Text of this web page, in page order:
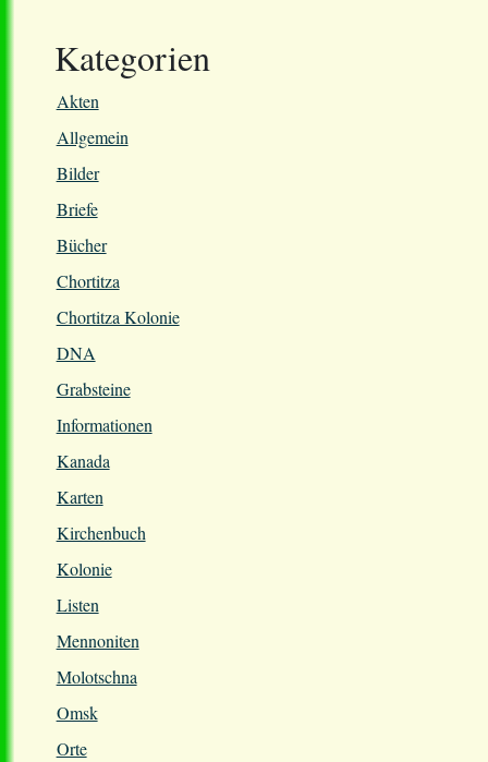
Kategorien
Akten
Allgemein
Bilder
Briefe
Bücher
Chortitza
Chortitza Kolonie
DNA
Grabsteine
Informationen
Kanada
Karten
Kirchenbuch
Kolonie
Listen
Mennoniten
Molotschna
Omsk
Orte